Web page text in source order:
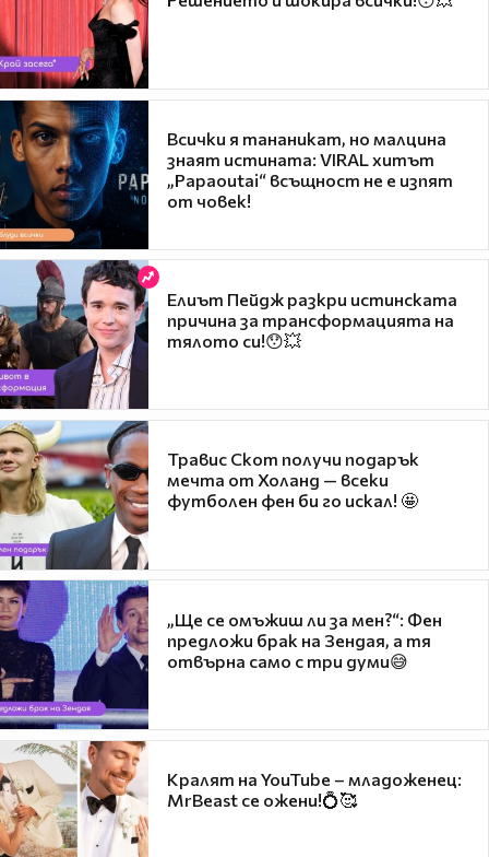
Всички я тананикат, но малцина
знаят истината: VIRAL хитът
„Papaoutai“ всъщност не е изпят
от човек!
Елиът Пейдж разкри истинската
причина за трансформацията на
тялото си!😯💥
Травис Скот получи подарък
мечта от Холанд — всеки
футболен фен би го искал! 🤩
„Ще се омъжиш ли за мен?“: Фен
предложи брак на Зендая, а тя
отвърна само с три думи😅
Кралят на YouTube – младоженец:
MrBeast се ожени!💍🥰